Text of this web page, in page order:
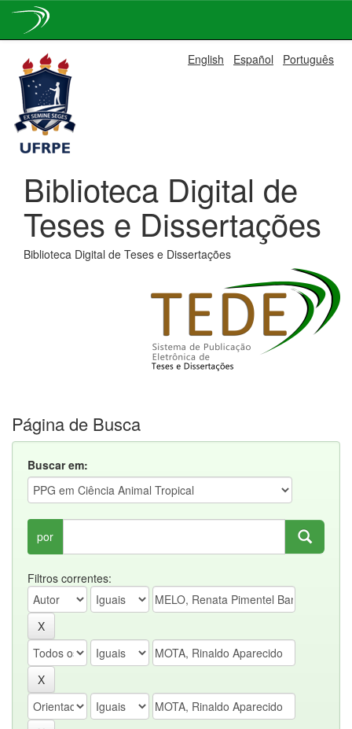
navigation
English Español Português
Biblioteca Digital de
Teses e Dissertações
Biblioteca Digital de Teses e Dissertações
Página de Busca
Buscar em:
por
Filtros correntes: